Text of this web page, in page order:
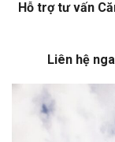
Hỗ trợ tư vấn
Liên hệ